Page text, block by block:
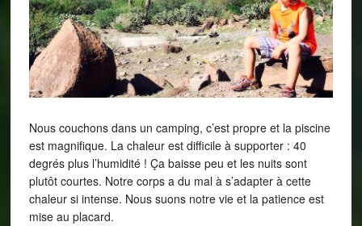
Nous couchons dans un camping, c’est propre et la piscine
est magnifique. La chaleur est difficile à supporter : 40
degrés plus l’humidité ! Ça baisse peu et les nuits sont
plutôt courtes. Notre corps a du mal à s’adapter à cette
chaleur si intense. Nous suons notre vie et la patience est
mise au placard.